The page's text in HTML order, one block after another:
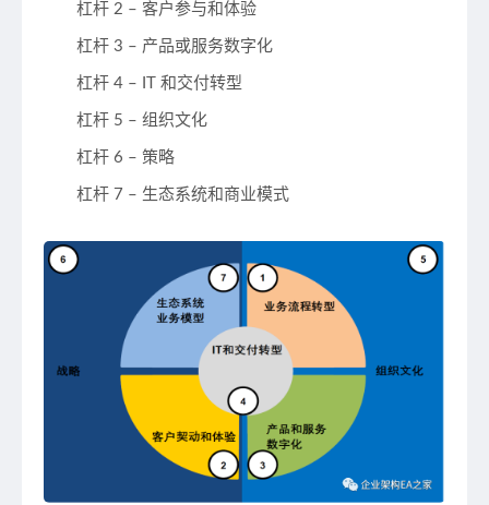
杠杆 2 – 客户参与和体验
杠杆 3 – 产品或服务数字化
杠杆 4 – IT 和交付转型
杠杆 5 – 组织文化
杠杆 6 – 策略
杠杆 7 – 生态系统和商业模式